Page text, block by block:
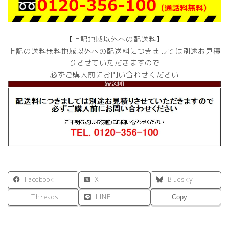
中
【上記地域以外への配送料】
上記の送料無料地域以外への配送料につきましては別途お見積
りさせていただきますので
必ずご購入前にお問い合わせください
Facebook X
Bluesky
Threads
LINE Copy